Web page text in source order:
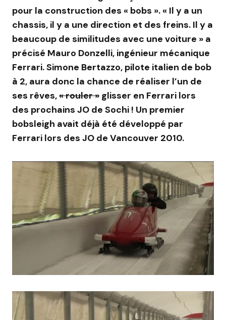
pour la construction des « bobs ». « Il y a un
chassis, il y a une direction et des freins. Il y a
beaucoup de similitudes avec une voiture » a
précisé Mauro Donzelli, ingénieur mécanique
Ferrari. Simone Bertazzo, pilote italien de bob
à 2, aura donc la chance de réaliser l’un de
ses rêves,« rouler » glisser en Ferrari lors
des prochains JO de Sochi ! Un premier
bobsleigh avait déjà été développé par
Ferrari lors des JO de Vancouver 2010.